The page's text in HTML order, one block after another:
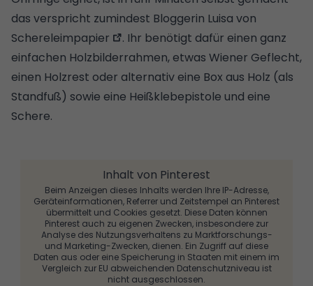
das verspricht zumindest Bloggerin Luisa von
Schereleimpapier
. Ihr benötigt dafür einen ganz
einfachen Holzbilderrahmen, etwas Wiener Geflecht,
einen Holzrest oder alternativ eine Box aus Holz (als
Standfuß) sowie eine Heißklebepistole und eine
Schere.
Inhalt von Pinterest
Beim Anzeigen dieses Inhalts werden Ihre IP-Adresse,
Geräteinformationen, Referrer und Zeitstempel an Pinterest
übermittelt und Cookies gesetzt. Diese Daten können
Pinterest auch zu eigenen Zwecken, insbesondere zur
Analyse des Nutzungsverhaltens zu Marktforschungs-
und Marketing-Zwecken, dienen. Ein Zugriff auf diese
Daten aus oder eine Speicherung in Staaten mit einem im
Vergleich zur EU abweichenden Datenschutzniveau ist
nicht ausgeschlossen.